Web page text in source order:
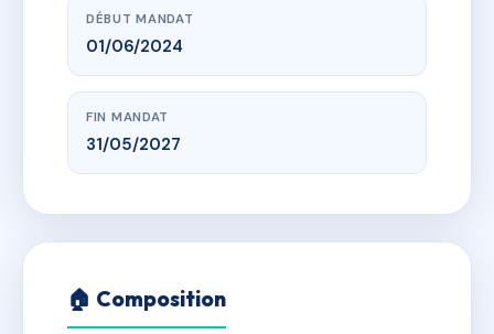
DÉBUT MANDAT
01/06/2024
FIN MANDAT
31/05/2027
🏠 Composition